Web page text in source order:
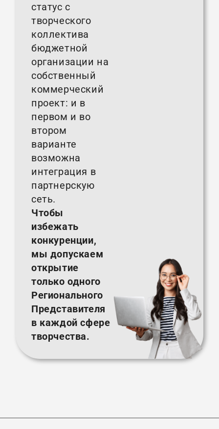
статус с
творческого
коллектива
бюджетной
организации на
собственный
коммерческий
проект: и в
первом и во
втором
варианте
возможна
интеграция в
партнерскую
сеть.
Чтобы
избежать
конкуренции,
мы допускаем
открытие
только одного
Регионального
Представителя
в каждой сфере
творчества.